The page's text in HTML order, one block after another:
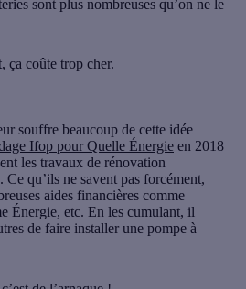
sont plus nombreuses qu’on ne le
ça coûte trop cher.
souffre beaucoup de cette idée
Ifop pour Quelle Énergie en 2018
les travaux de rénovation
qu’ils ne savent pas forcément,
aides financières comme
Énergie, etc. En les cumulant, il
de faire installer une pompe à